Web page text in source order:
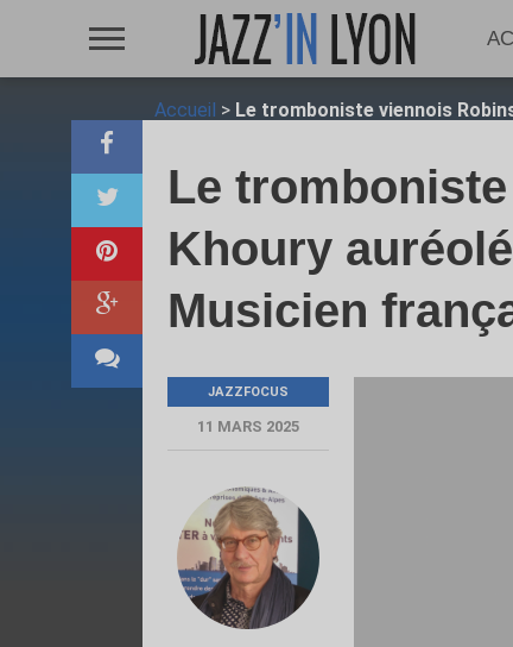
Accueil > Le tromboniste viennois
Le
Khoury
Musicien
JAZZFOCUS
11 MARS 2025